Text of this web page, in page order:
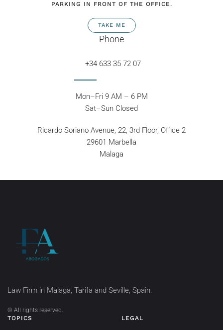
PARKING IN FRONT OF THE OFFICE.
TAKE ME
Phone
+34 633 35 72 07
Mon–Fri 9 AM – 6 PM
Sat–Sun Closed
Ricardo Soriano Avenue, 22, 3rd Floor, Office 2
29601 Marbella
Malaga
Law Firm in Malaga, Tarifa and Seville, Spain.
© All rights reserved.
TOPICS
LEGAL